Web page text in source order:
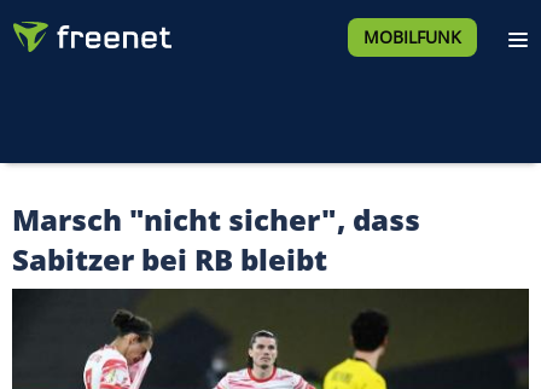
MOBILFUNK
Marsch "nicht sicher", dass
Sabitzer bei RB bleibt